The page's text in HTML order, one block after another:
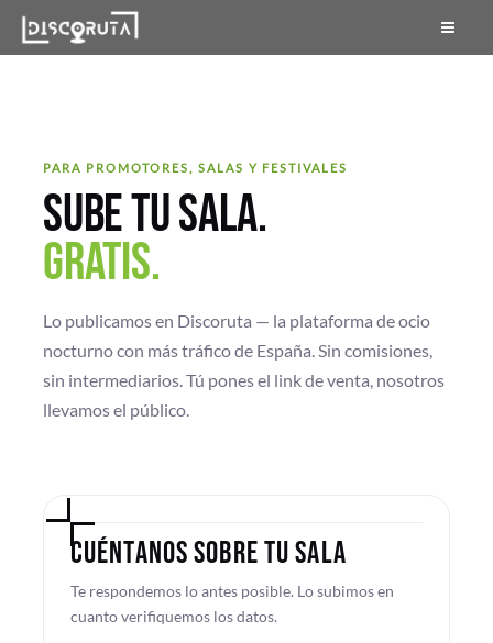
content
PARA PROMOTORES, SALAS Y FESTIVALES
SUBE TU SALA.
GRATIS.
Lo publicamos en Discoruta — la plataforma de ocio
nocturno con más tráfico de España. Sin comisiones,
sin intermediarios. Tú pones el link de venta, nosotros
llevamos el público.
CUÉNTANOS SOBRE TU SALA
Te respondemos lo antes posible. Lo subimos en
cuanto verifiquemos los datos.